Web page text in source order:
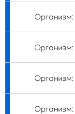
Организм:
Организм:
Организм:
Организм: